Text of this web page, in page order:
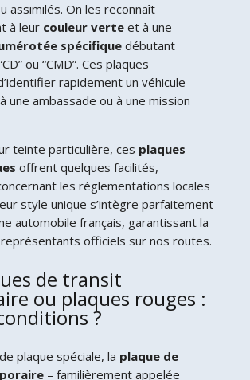
assimilés. On les reconnaît
à leur couleur verteet à une
spécifiquedébutant
ou “CMD”. Ces plaques
rapidement un véhicule
une ambassade ou à une mission
teinte particulière, ces plaques
offrent quelques facilités,
les réglementations locales
style unique s’intègre parfaitement
automobile français, garantissant la
officiels sur nos routes.
de transit
ou plaques rouges :
?
plaque spéciale, la plaque de
– familièrement appelée